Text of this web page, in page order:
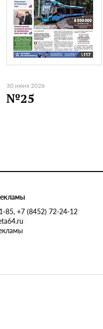
30 июня 2026
№25
85, +7 (8452) 72-24-12